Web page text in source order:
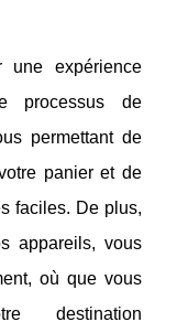
une expérience
processus de
permettant de
panier et de
faciles. De plus,
appareils, vous
où que vous
destination